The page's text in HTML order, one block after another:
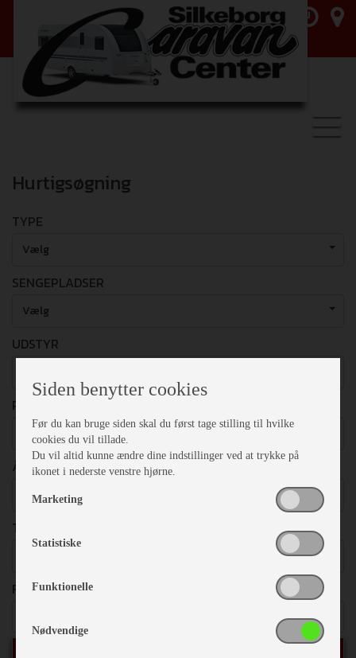
Hurtigsøgning
TYPE
Vælg
SENGEPLADSER
Vælg
UDSTYR
PRISER
Vælg
ÅRGANG
Vælg
TOTALVÆGT
FRITEKST
Siden benytter cookies
Før du kan bruge siden skal du først tage stilling til hvilke
cookies du vil tillade.
Du vil altid kunne ændre dine indstillinger ved at trykke på
ikonet i nederste venstre hjørne.
Marketing
Statistiske
Funktionelle
Nødvendige